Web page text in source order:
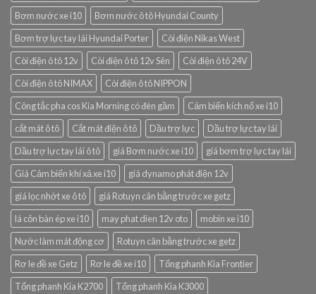
Bơm nước xe i10
Bơm nước ô tô Hyundai County
Bơm trợ lực tay lái Hyundai Porter
Còi điện Nikas West
Còi điện ô tô 12v
Còi điện ô tô 12v Sên
Còi điện ô tô 24V
Còi điện ô tô NIMAX
Còi điện ô tô NIPPON
Công tắc pha cos Kia Morning có đèn gầm
Cảm biến kích nổ xe i10
cắt mát ô tô
Cắt mát điện ô tô Dầu trợ lực
Dầu trợ lực tay lái
Dầu trợ lực tay lái ô tô
giá Bơm nước xe i10
giá bơm trợ lực tay lái
Giá Cảm biến khí xả xe i10
giá dynamo phát điện 12v
giá lọc nhớt xe ô tô
giá Rotuyn cân bằng trước xe getz
lá côn bàn ép xe i10
may phat dien 12v oto
mobin xe i10
Nước làm mát động cơ
Rotuyn cân bằng trước xe getz
Rơ le đề xe Getz
Rơ le đề xe i10
Tổng phanh Kia Frontier
Tổng phanh Kia K2700
Tổng phanh Kia K3000